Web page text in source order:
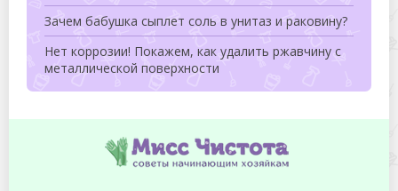
Зачем бабушка сыплет соль в унитаз и раковину?
Нет коррозии! Покажем, как удалить ржавчину с
металлической поверхности